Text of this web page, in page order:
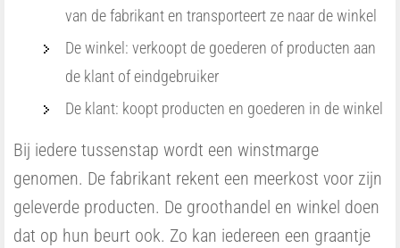
van de fabrikant en transporteert ze naar de winkel
De winkel: verkoopt de goederen of producten aan
de klant of eindgebruiker
De klant: koopt producten en goederen in de winkel
Bij iedere tussenstap wordt een winstmarge
genomen. De fabrikant rekent een meerkost voor zijn
geleverde producten. De groothandel en winkel doen
dat op hun beurt ook. Zo kan iedereen een graantje